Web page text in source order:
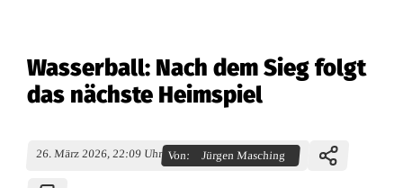
Wasserball: Nach dem Sieg folgt
das nächste Heimspiel
26. März 2026, 22:09 Uhr Von: Jürgen Masching